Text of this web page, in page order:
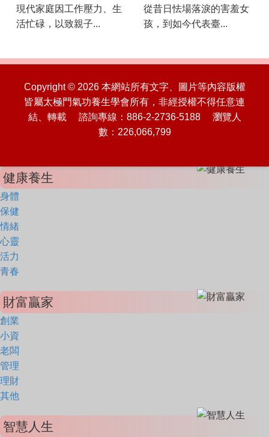
現代家庭因工作壓力、生
活忙碌，以致親子...
從昔日怯場落淚的害羞女
孩，到如今代表臺...
Copyright © 2026 本網站所有文字、圖片等內容版權
皆屬太極門氣功養生學會所有，非經授權不得任意連
結、轉載 諮詢專線：886-2-2736-5188 瀏覽人
數：226,066,799
健康養生
身體
保健
情緒
心靈
活力
青春
財富贏家
創業
小資
老闆
管理
理財
其他
智慧人生